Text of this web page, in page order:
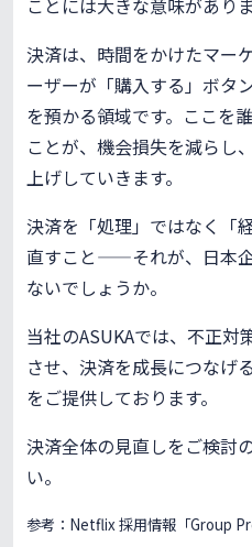
決済は、時間をかけたマー
ーザーが「購入する」ボタ
を預かる領域です。ここを
ことが、機会損失を減らし
上げしていきます。
決済を「処理」ではなく「
直すこと——それが、日本
ないでしょうか。
当社のASUKAでは、不正対
させ、決済を成長につなげ
をご提供しております。
決済全体の見直しをご検討
い。
参考：Netflix 採用情報「Group